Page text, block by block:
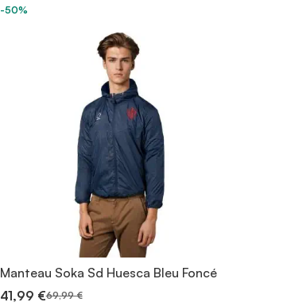
-50%
Manteau Soka Sd Huesca Bleu Foncé
41,99 €69,99 €